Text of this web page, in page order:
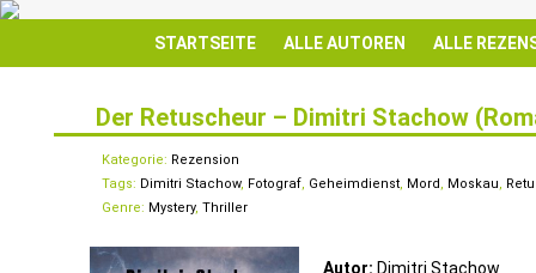
STARTSEITE ALLE AUTOREN ALLE
Der Retuscheur – Dimitri Stachow
Kategorie: Rezension
Tags: Dimitri Stachow, Fotograf, Geheimdienst, Mord, Moskau,
Genre: Mystery, Thriller
Autor: Dimitri Stachow